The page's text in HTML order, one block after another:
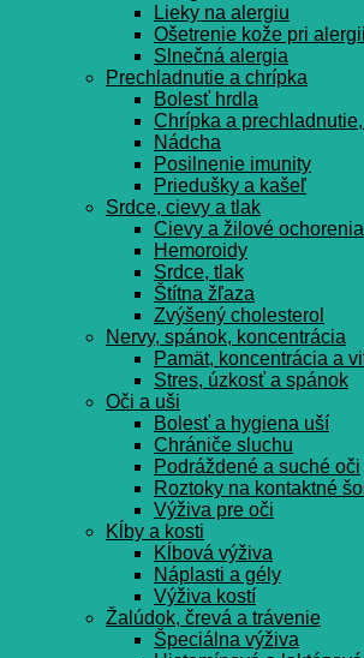
Lieky na alergiu
Ošetrenie kože pri alergii
Slnečná alergia
Prechladnutie a chrípka
Bolesť hrdla
Chrípka a
Nádcha
Posilnenie imunity
Priedušky a kašeľ
Srdce, cievy a tlak
Cievy a žilové ochorenia
Hemoroidy
Srdce, tlak
Štítna žľaza
Zvýšený cholesterol
Nervy, spánok, koncentrácia
Pamät, koncentrácia a
Stres, úzkosť a spánok
Oči a uši
Bolesť a hygiena uší
Chrániče sluchu
Podráždené a suché oči
Roztoky na kontaktné
Výživa pre oči
Kĺby a kosti
Kĺbová výživa
Náplasti a gély
Výživa kostí
Žalúdok, črevá a trávenie
Špeciálna výživa